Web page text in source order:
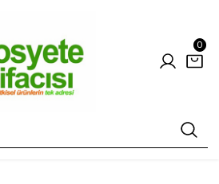
0